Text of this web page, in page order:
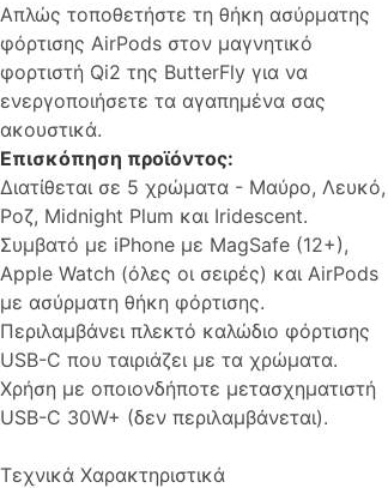
Απλώς τοποθετήστε τη θήκη ασύρματης
φόρτισης AirPods στον μαγνητικό
φορτιστή Qi2 της ButterFly για να
ενεργοποιήσετε τα αγαπημένα σας
ακουστικά.
Επισκόπηση προϊόντος:
Διατίθεται σε 5 χρώματα - Μαύρο, Λευκό,
Ροζ, Midnight Plum και Iridescent.
Συμβατό με iPhone με MagSafe (12+),
Apple Watch (όλες οι σειρές) και AirPods
με ασύρματη θήκη φόρτισης.
Περιλαμβάνει πλεκτό καλώδιο φόρτισης
USB-C που ταιριάζει με τα χρώματα.
Χρήση με οποιονδήποτε μετασχηματιστή
USB-C 30W+ (δεν περιλαμβάνεται).
Τεχνικά Χαρακτηριστικά